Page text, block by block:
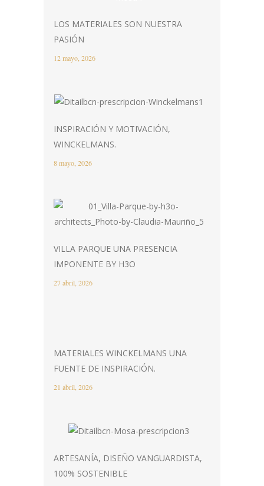
LOS MATERIALES SON NUESTRA
PASIÓN
12 mayo, 2026
INSPIRACIÓN Y MOTIVACIÓN,
WINCKELMANS.
8 mayo, 2026
VILLA PARQUE UNA PRESENCIA
IMPONENTE BY H3O
27 abril, 2026
MATERIALES WINCKELMANS UNA
FUENTE DE INSPIRACIÓN.
21 abril, 2026
ARTESANÍA, DISEÑO VANGUARDISTA,
100% SOSTENIBLE